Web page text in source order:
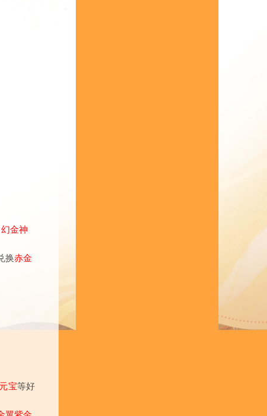
幻金神
换赤金
宝等好